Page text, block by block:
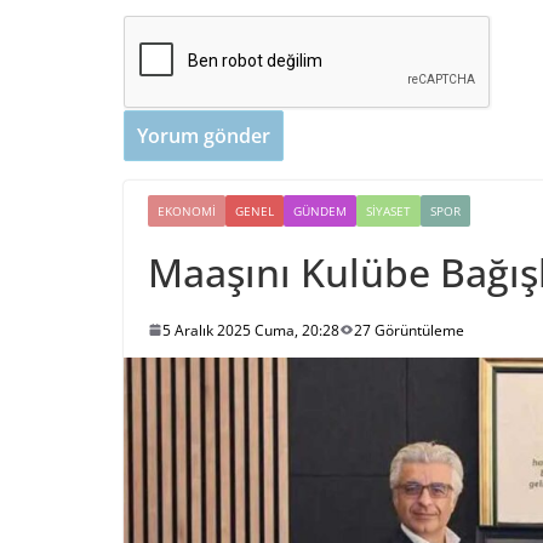
EKONOMI GENEL GÜNDEM SIYASET SPOR
Maaşını Kulübe
5 Aralık 2025 Cuma, 20:28 27 Görüntüleme